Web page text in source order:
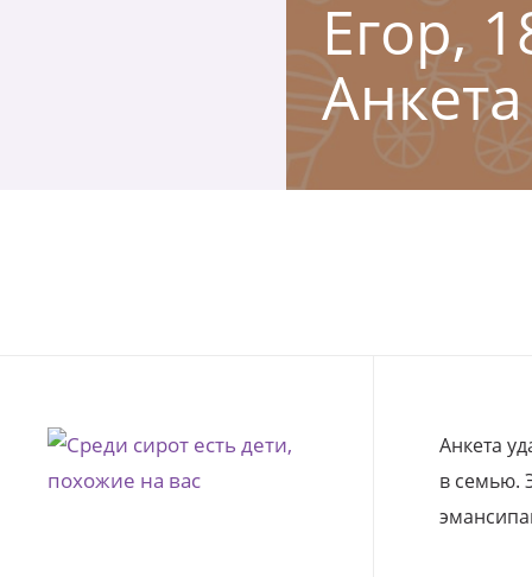
Егор,
Анкета
в семью.